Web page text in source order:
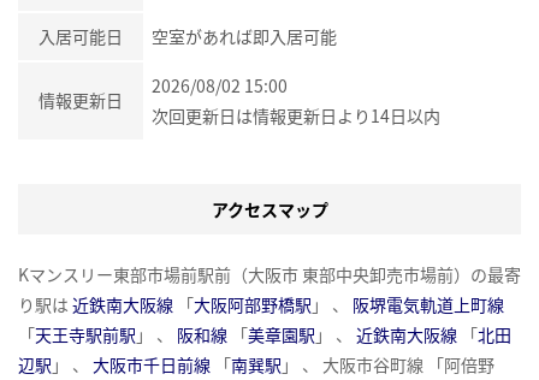
入居可能日 空室があれば即入居可能
情報更新日
2026/08/02 15:00
次回更新日は情報更新日より14日以内
アクセスマップ
Kマンスリー東部市場前駅前（大阪市 東部中央卸売市場前）の最寄
り駅は 近鉄南大阪線 「大阪阿部野橋駅 」 、 阪堺電気軌道上町線
「天王寺駅前駅 」 、 阪和線 「美章園駅 」 、 近鉄南大阪線 「北田
辺駅 」 、 大阪市千日前線 「南巽駅 」 、 大阪市谷町線 「阿倍野